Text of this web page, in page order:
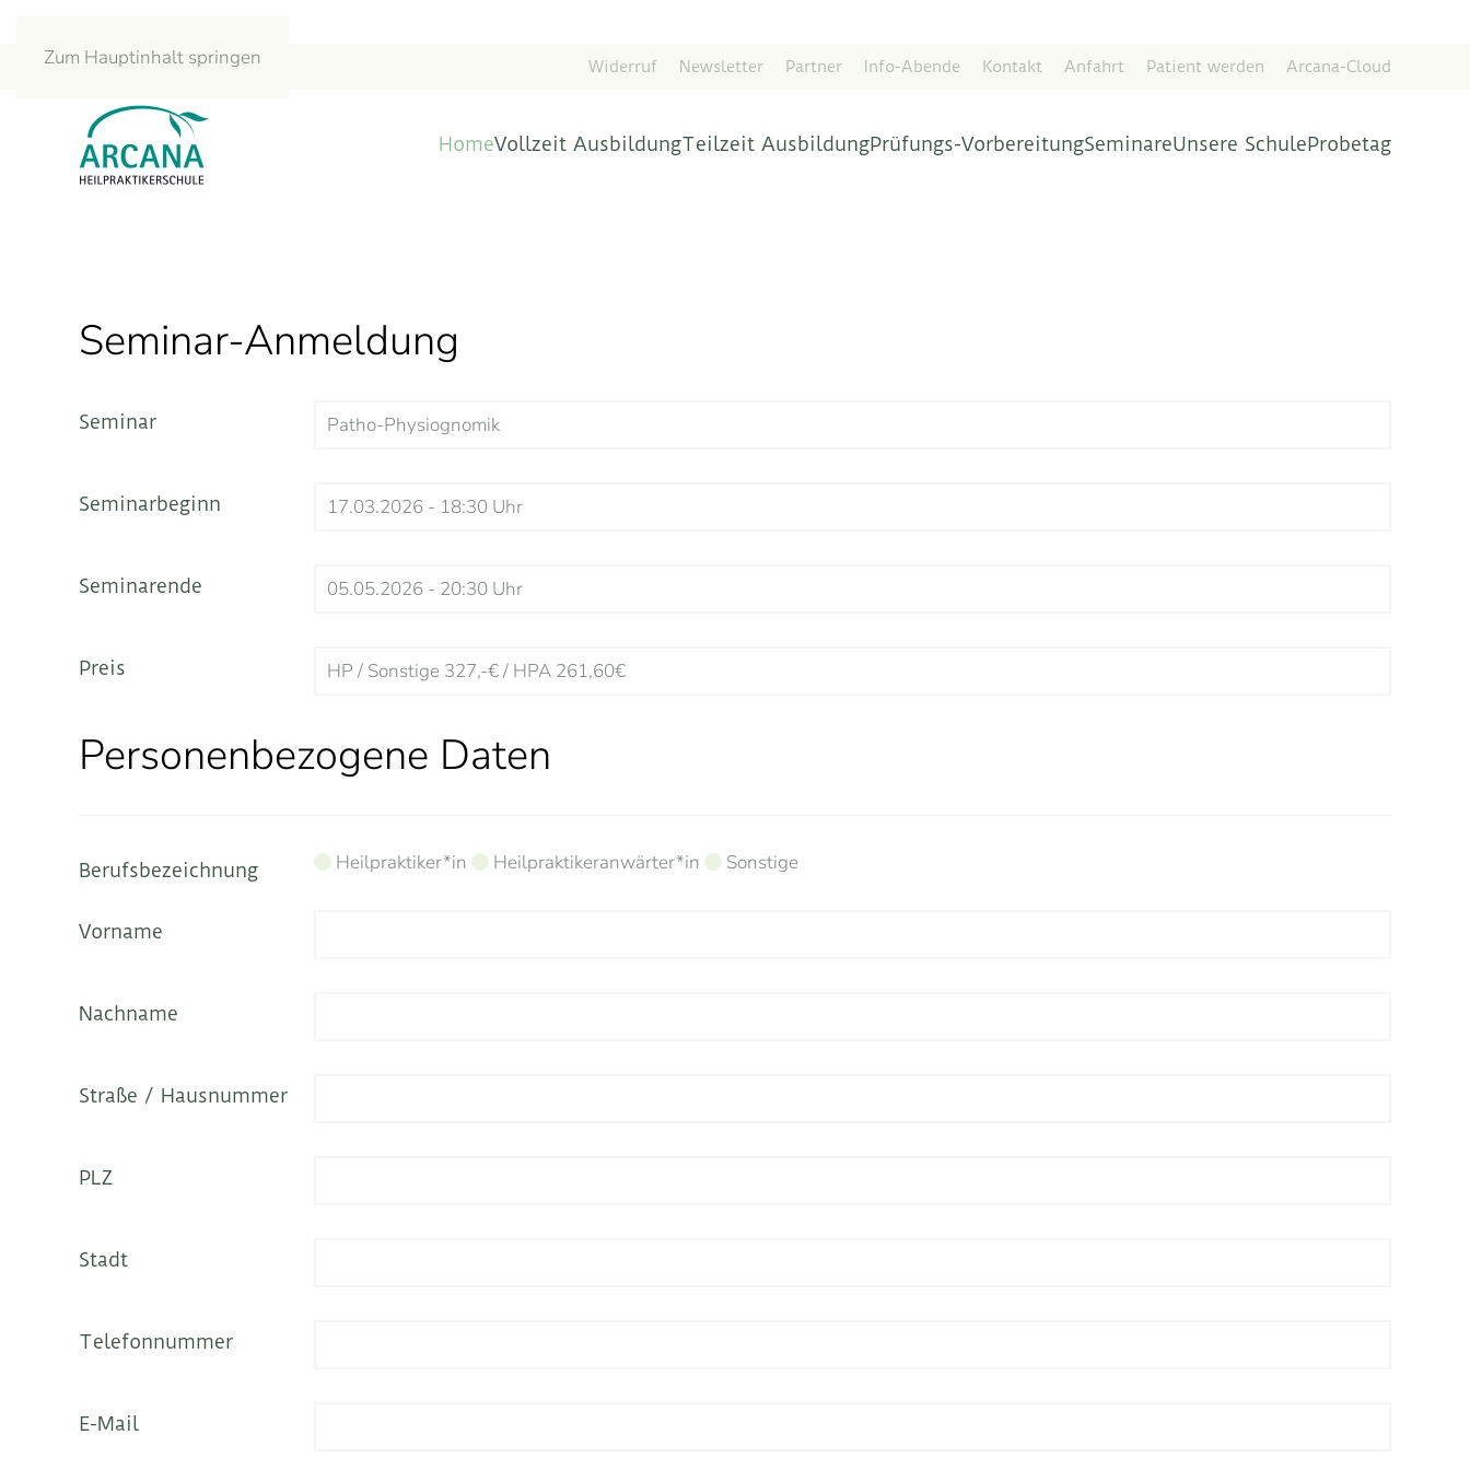
Zum Hauptinhalt springen Widerruf Newsletter Partner Info-Abende Kontakt Anfahrt Patient werden Arcana-Cloud
HomeVollzeit AusbildungTeilzeit AusbildungPrüfungs-VorbereitungSeminareUnsere SchuleProbetag
Seminar-Anmeldung
Seminar
Seminarbeginn
Seminarende
Preis
Personenbezogene Daten
Berufsbezeichnung Heilpraktiker*in Heilpraktikeranwärter*in Sonstige
Vorname
Nachname
Straße / Hausnummer
PLZ
Stadt
Telefonnummer
E-Mail